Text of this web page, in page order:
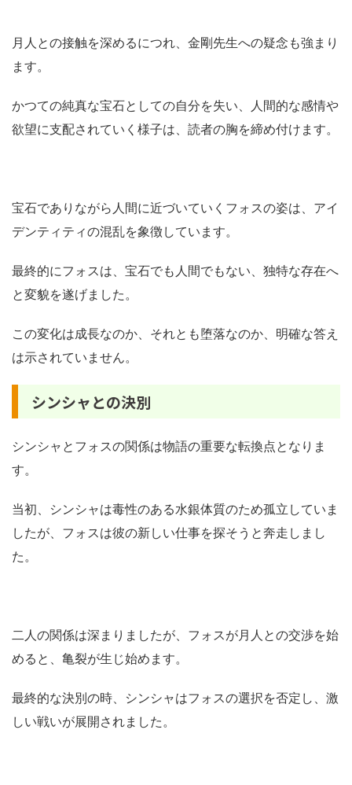
月人との接触を深めるにつれ、金剛先生への疑念も強まり
ます。
かつての純真な宝石としての自分を失い、人間的な感情や
欲望に支配されていく様子は、読者の胸を締め付けます。
宝石でありながら人間に近づいていくフォスの姿は、アイ
デンティティの混乱を象徴しています。
最終的にフォスは、宝石でも人間でもない、独特な存在へ
と変貌を遂げました。
この変化は成長なのか、それとも堕落なのか、明確な答え
は示されていません。
シンシャとの決別
シンシャとフォスの関係は物語の重要な転換点となりま
す。
当初、シンシャは毒性のある水銀体質のため孤立していま
したが、フォスは彼の新しい仕事を探そうと奔走しまし
た。
二人の関係は深まりましたが、フォスが月人との交渉を始
めると、亀裂が生じ始めます。
最終的な決別の時、シンシャはフォスの選択を否定し、激
しい戦いが展開されました。